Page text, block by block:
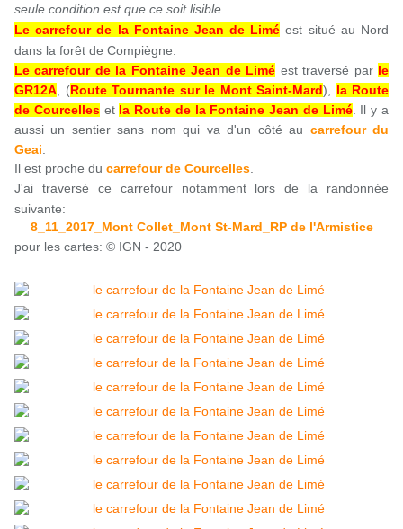
seule condition est que ce soit lisible.
Le carrefour de la Fontaine Jean de Limé est situé au Nord
dans la forêt de Compiègne.
Le carrefour de la Fontaine Jean de Limé est traversé par le
GR12A , (Route Tournante sur le Mont Saint-Mard), la Route
de Courcelleset la Route de la Fontaine Jean de Limé. Il y a
aussi un sentier sans nom qui va d'un côté au carrefour du
Geai
Il est proche du carrefour de Courcelles
J'ai traversé ce carrefour notamment lors de la randonnée
suivante:
8_11_2017_Mont Collet_Mont St-Mard_RP de l'Armistice
pour les cartes: © IGN - 2020